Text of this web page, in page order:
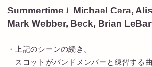
Summertime / Michael Cera,
Mark Webber, Beck, Brian
・上記のシーンの続き。
スコットがバンドメンバーと練習する曲